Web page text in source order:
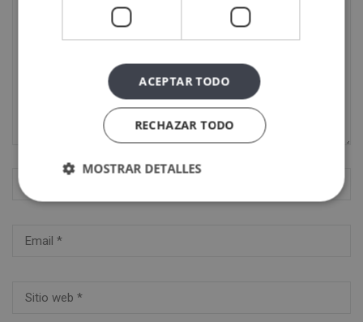
ACEPTAR TODO
RECHAZAR TODO
MOSTRAR DETALLES